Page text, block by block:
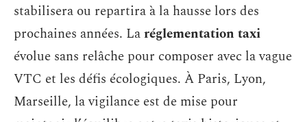
stabilisera ou repartira à la hausse lors des
prochaines années. Laréglementation taxi
évolue sans relâche pour composer avec la vague
VTC et les défis écologiques. À Paris, Lyon,
Marseille, la vigilance est de mise pour